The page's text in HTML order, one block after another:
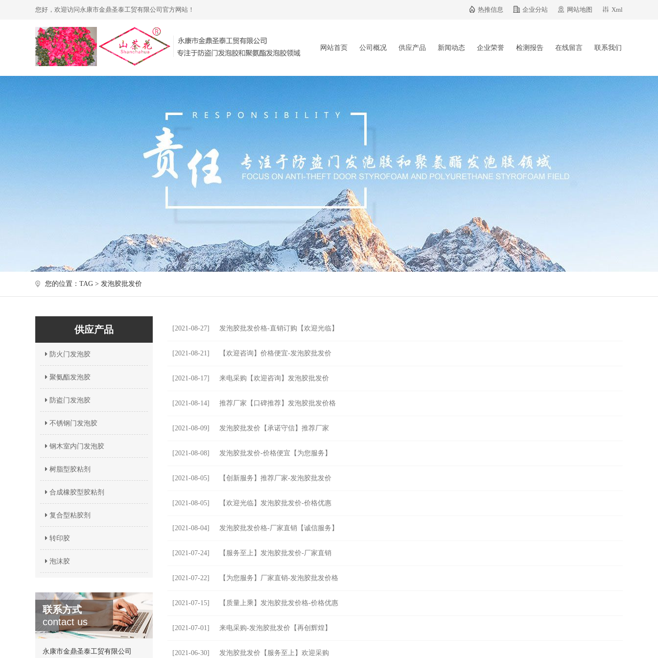
您好，欢迎访问永康市金鼎圣泰工贸有限公司官方网站！ Xml
网站地图
企业分站
热推信息
网站首页 公司概况 供应产品 新闻动态 企业荣誉 检测报告 在线留言 联系我们
您的位置：TAG > 发泡胶批发价
供应产品
防火门发泡胶
聚氨酯发泡胶
防盗门发泡胶
不锈钢门发泡胶
钢木室内门发泡胶
树脂型胶粘剂
合成橡胶型胶粘剂
复合型粘胶剂
转印胶
泡沫胶
联系方式
contact us
永康市金鼎圣泰工贸有限公司
[2021-08-27] 发泡胶批发价格-直销订购【欢迎光临】
[2021-08-21] 【欢迎咨询】价格便宜-发泡胶批发价
[2021-08-17] 来电采购【欢迎咨询】发泡胶批发价
[2021-08-14] 推荐厂家【口碑推荐】发泡胶批发价格
[2021-08-09] 发泡胶批发价【承诺守信】推荐厂家
[2021-08-08] 发泡胶批发价-价格便宜【为您服务】
[2021-08-05] 【创新服务】推荐厂家-发泡胶批发价
[2021-08-05] 【欢迎光临】发泡胶批发价-价格优惠
[2021-08-04] 发泡胶批发价格-厂家直销【诚信服务】
[2021-07-24] 【服务至上】发泡胶批发价-厂家直销
[2021-07-22] 【为您服务】厂家直销-发泡胶批发价格
[2021-07-15] 【质量上乘】发泡胶批发价格-价格优惠
[2021-07-01] 来电采购-发泡胶批发价【再创辉煌】
[2021-06-30] 发泡胶批发价【服务至上】欢迎采购